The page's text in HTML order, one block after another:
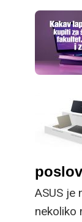
ASUS je
nekoliko